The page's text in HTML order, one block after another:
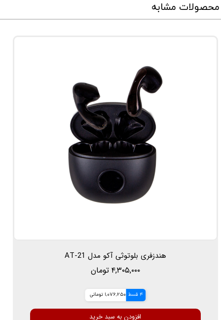
محصولات مشابه
هندزفری بلوتوثی آکو مدل AT-21
۴,۳۰۵,۰۰۰ تومان
4 قسط 1,076,250 تومانی
افزودن به سبد خرید